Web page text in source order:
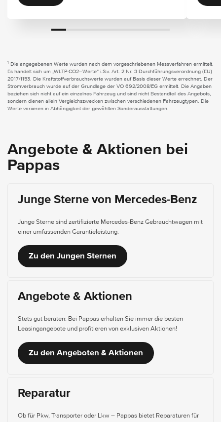
1
Die angegebenen Werte wurden nach dem vorgeschriebenen Messverfahren ermittelt.
Es handelt sich um „WLTP-CO2–Werte“ i.S.v. Art. 2 Nr. 3 Durchführungsverordnung (EU)
2017/1153. Die Kraftstoffverbrauchswerte wurden auf Basis dieser Werte errechnet. Der
Stromverbrauch wurde auf der Grundlage der VO 692/2008/EG ermittelt. Die Angaben
beziehen sich nicht auf ein einzelnes Fahrzeug und sind nicht Bestandteil des Angebots,
sondern dienen allein Vergleichszwecken zwischen verschiedenen Fahrzeugtypen. Die
Werte variieren in Abhängigkeit der gewählten Sonderausstattungen.
Angebote & Aktionen bei
Pappas
Junge Sterne von Mercedes-Benz
Junge Sterne sind zertifizierte Mercedes-Benz Gebrauchtwagen mit
einer umfassenden Garantieleistung.
Zu den Jungen Sternen
Angebote & Aktionen
Stets gut beraten: Bei Pappas erhalten Sie immer die besten
Leasingangebote und profitieren von exklusiven Aktionen!
Zu den Angeboten & Aktionen
Reparatur
Ob für Pkw, Transporter oder Lkw – Pappas bietet Reparaturen für